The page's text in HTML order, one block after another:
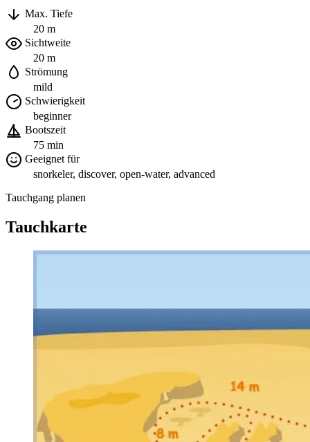
Max. Tiefe
20 m
Sichtweite
20 m
Strömung
mild
Schwierigkeit
beginner
Bootszeit
75 min
Geeignet für
snorkeler, discover, open-water, advanced
Tauchgang planen
Tauchkarte